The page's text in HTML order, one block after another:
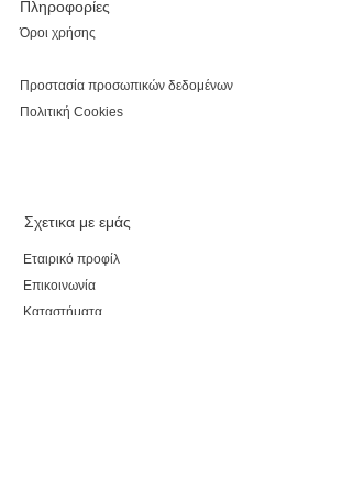
Πληροφορίες
Όροι χρήσης
Προστασία προσωπικών δεδομένων
Πολιτική Cookies
Σχετικα με εμάς
Εταιρικό προφίλ
Επικοινωνία
Καταστήματα